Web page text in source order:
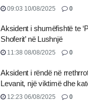
09:03 10/08/2025 0
Aksident i shumëfishtë te
Shoferit’ në Lushnjë
11:38 08/08/2025 0
Aksident i rëndë në
Levanit, një viktimë dhe
12:23 06/08/2025 0